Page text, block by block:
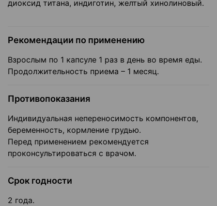
диоксид титана, индиготин, желтый хинолиновый.
Рекомендации по применению
Взрослым по 1 капсуле 1 раз в день во время еды.
Продолжительность приема – 1 месяц.
Противопоказания
Индивидуальная непереносимость компонентов,
беременность, кормление грудью.
Перед применением рекомендуется
проконсультироваться с врачом.
Срок годности
2 года.